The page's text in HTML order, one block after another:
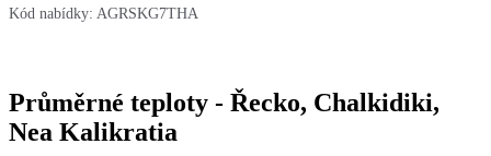
Kód nabídky: AGRSKG7THA
Průměrné teploty - Řecko, Chalkidiki,
Nea Kalikratia